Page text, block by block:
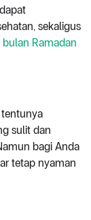
sekaligus
bulan Ramadan
sulit dan
bagi Anda
tetap nyaman